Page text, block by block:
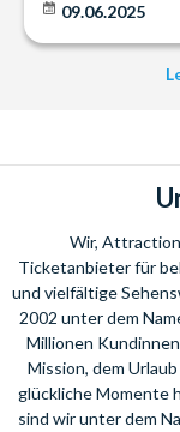
09.06.2025
Wir,
Ticketanbieter für
und vielfältige
2002 unter dem
Millionen
Mission, dem
glückliche Momente
sind wir unter dem